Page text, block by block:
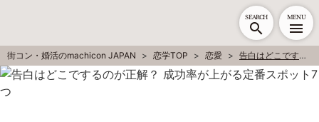
SEARCH MENU
街コン・婚活のmachicon JAPAN 恋学TOP 恋愛 告白はどこでするのが正解？ 成功率が上がる定番スポット7つ